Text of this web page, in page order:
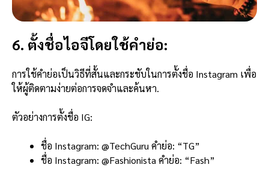
6. ตั้งชื่อไอจีโดยใช้คำย่อ:
การใช้คำย่อเป็นวิธีที่สั้นและกระชับในการตั้งชื่อ Instagram เพื่อ
ให้ผู้ติดตามง่ายต่อการจดจำและค้นหา.
ตัวอย่างการตั้งชื่อ IG:
ชื่อ Instagram: @TechGuru คำย่อ: “TG”
ชื่อ Instagram: @Fashionista คำย่อ: “Fash”